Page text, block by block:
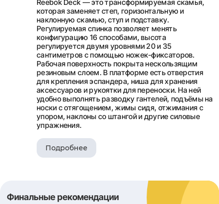
Reebok Deck — это трансформируемая скамья,
которая заменяет степ, горизонтальную и
наклонную скамью, стул и подставку.
Регулируемая спинка позволяет менять
конфигурацию 16 способами, высота
регулируется двумя уровнями 20 и 35
сантиметров с помощью ножек-фиксаторов.
Рабочая поверхность покрыта нескользящим
резиновым слоем. В платформе есть отверстия
для крепления эспандера, ниша для хранения
аксессуаров и рукоятки для переноски. На ней
удобно выполнять разводку гантелей, подъёмы на
носки с отягощением, жимы сидя, отжимания с
упором, наклоны со штангой и другие силовые
упражнения.
Подробнее
Финальные рекомендации